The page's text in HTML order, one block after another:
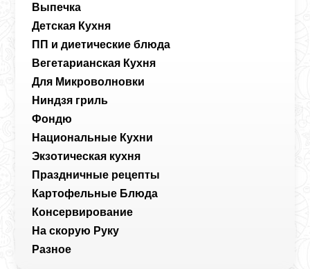
Выпечка
Детская Кухня
ПП и диетические блюда
Вегетарианская Кухня
Для Микроволновки
Ниндзя гриль
Фондю
Национальные Кухни
Экзотическая кухня
Праздничные рецепты
Картофельные Блюда
Консервирование
На скорую Руку
Разное